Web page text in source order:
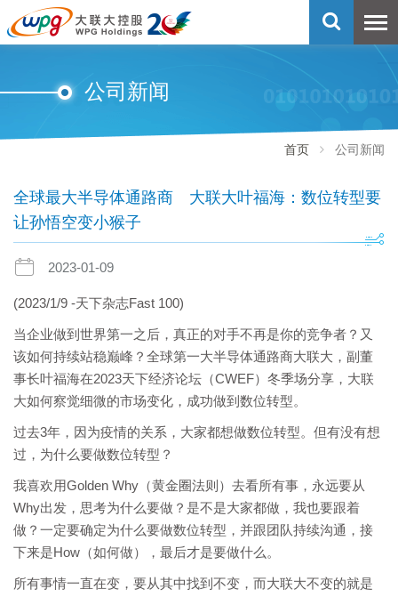
公司新闻
首页 公司新闻
全球最大半导体通路商 大联大叶福海：数位转型要
让孙悟空变小猴子
2023-01-09
(2023/1/9 -天下杂志Fast 100)
当企业做到世界第一之后，真正的对手不再是你的竞争者？又
该如何持续站稳巅峰？全球第一大半导体通路商大联大，副董
事长叶福海在2023天下经济论坛（CWEF）冬季场分享，大联
大如何察觉细微的市场变化，成功做到数位转型。
过去3年，因为疫情的关系，大家都想做数位转型。但有没有想
过，为什么要做数位转型？
我喜欢用Golden Why（黄金圈法则）去看所有事，永远要从
Why出发，思考为什么要做？是不是大家都做，我也要跟着
做？一定要确定为什么要做数位转型，并跟团队持续沟通，接
下来是How（如何做），最后才是要做什么。
所有事情一直在变，要从其中找到不变，而大联大不变的就是